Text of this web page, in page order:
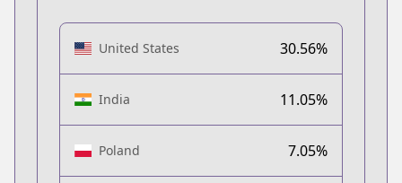
United States 30.56%
India 11.05%
Poland 7.05%